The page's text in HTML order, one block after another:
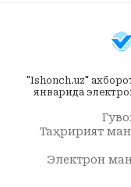
"Ishonch.uz"
январида
Таҳририят
Электрон